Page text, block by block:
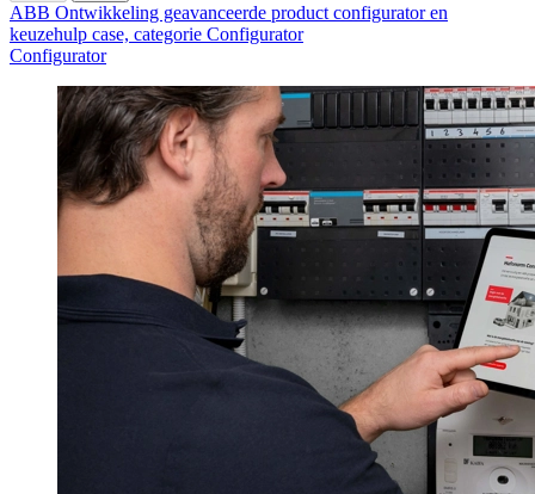
ABB Ontwikkeling geavanceerde product configurator en
keuzehulp case, categorie Configurator
Configurator